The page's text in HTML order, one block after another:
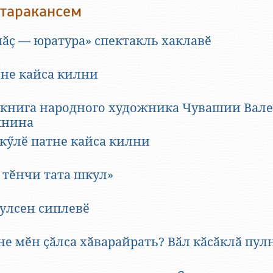
говорится в книге краеведов Енцовых из
— юратура» спектакль хаклавӗ
кайса килни
народного художника Чувашии
патне кайса килни
тата шкул»
сиплевӗ
мӗн ҫӑлса хӑварайрать? Вӑл кӑсӑклӑ